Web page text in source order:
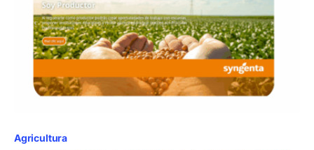
Agricultura